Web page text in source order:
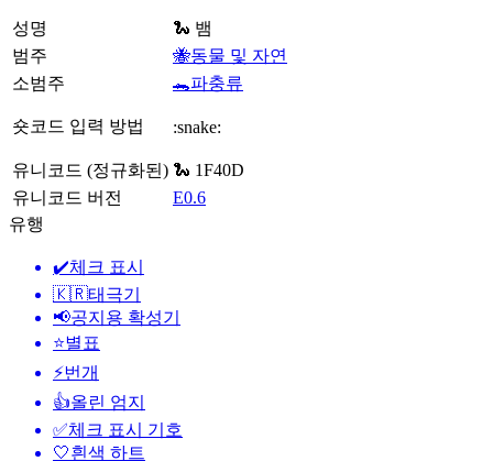
성명
🐍 뱀
범주
🐝동물 및 자연
소범주
🐊파충류
숏코드 입력 방법 :snake:
유니코드 (정규화된) 🐍 1F40D
유니코드 버전
E0.6
유행
✔️체크 표시
🇰🇷태극기
📢공지용 확성기
⭐별표
⚡번개
👍올린 엄지
✅체크 표시 기호
🤍흰색 하트